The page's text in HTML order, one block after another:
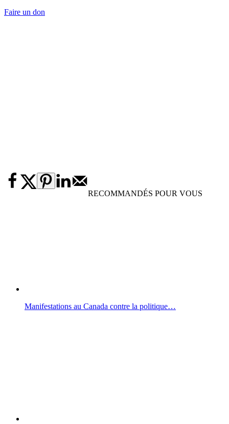
Faire un don
RECOMMANDÉS POUR VOUS
Manifestations au Canada contre la politique…